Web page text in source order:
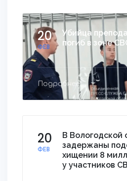
20
ФЕВ
Убийца
погиб в зоне
Подробнее...
20
ФЕВ
В Вологодской
задержаны
хищении 8
у участников